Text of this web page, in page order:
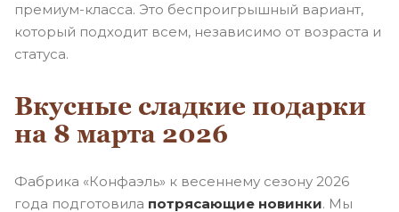
премиум-класса. Это беспроигрышный вариант,
который подходит всем, независимо от возраста и
статуса.
Вкусные сладкие подарки
на 8 марта 2026
Фабрика «Конфаэль» к весеннему сезону 2026
года подготовила потрясающие новинки. Мы